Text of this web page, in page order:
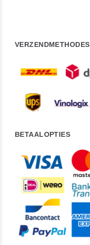
VERZENDMETHODES
BETAALOPTIES